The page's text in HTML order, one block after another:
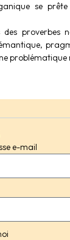
e-mail
se
des proverbes
problématique